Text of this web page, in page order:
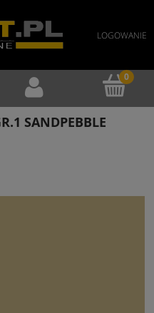
LOGOWANIE
SANDPEBBLE